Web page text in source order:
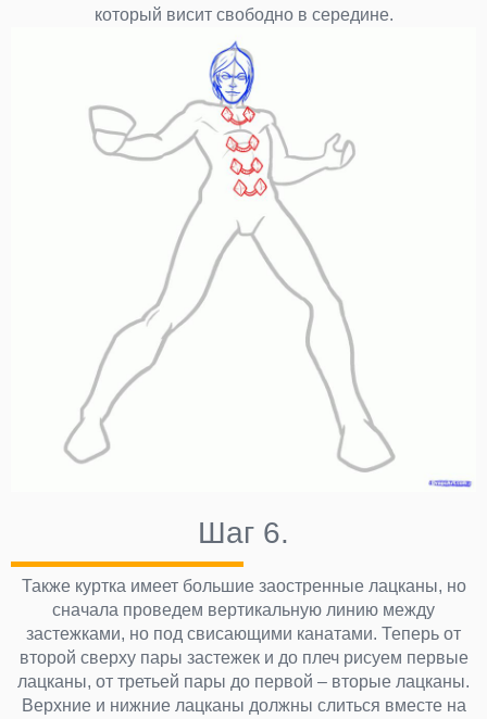
который висит свободно в середине.
Шаг 6.
Также куртка имеет большие заостренные лацканы, но
сначала проведем вертикальную линию между
застежками, но под свисающими канатами. Теперь от
второй сверху пары застежек и до плеч рисуем первые
лацканы, от третьей пары до первой – вторые лацканы.
Верхние и нижние лацканы должны слиться вместе на